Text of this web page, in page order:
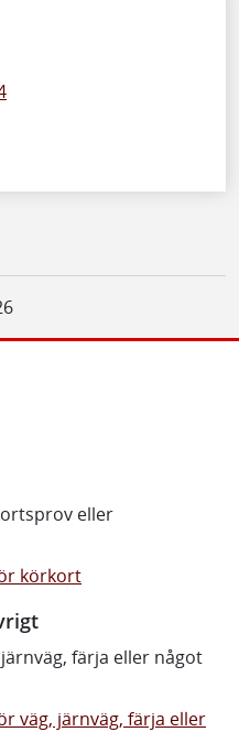
eller
körkort
färja eller något
väg, järnväg, färja eller